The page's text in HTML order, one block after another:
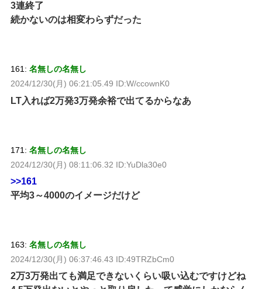
3連終了
続かないのは相変わらずだった
161: 名無しの名無し
2024/12/30(月) 06:21:05.49 ID:W/ccownK0
LT入れば2万発3万発余裕で出てるからなあ
171: 名無しの名無し
2024/12/30(月) 08:11:06.32 ID:YuDla30e0
>>161
平均3～4000のイメージだけど
163: 名無しの名無し
2024/12/30(月) 06:37:46.43 ID:49TRZbCm0
2万3万発出ても満足できないくらい吸い込むですけどね